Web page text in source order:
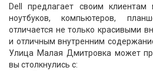
Dell предлагает своим
ноутбуков, компьютеров,
отличается не только красивыми
и отличным внутренним
Улица Малая Дмитровка может
вы столкнулись с: